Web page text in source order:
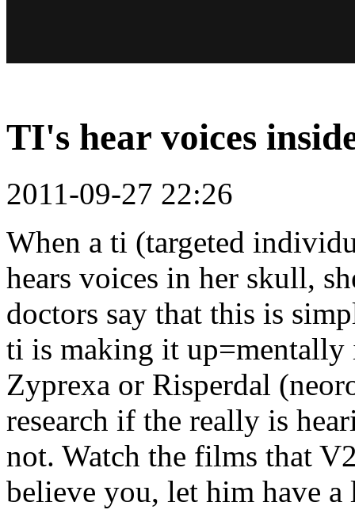
TI's hear voices
2011-09-27 22:26
When a ti (targeted
hears voices in her skull,
doctors say that this is
ti is making it
Zyprexa or Risperdal
research if the really is
not. Watch the films that
believe you, let him have